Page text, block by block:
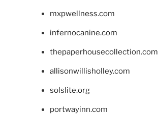
mxpwellness.com
infernocanine.com
thepaperhousecollection.com
allisonwillisholley.com
solslite.org
portwayinn.com